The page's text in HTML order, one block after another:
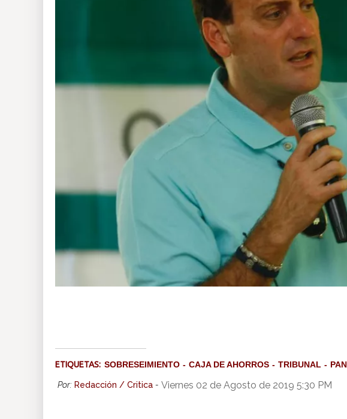
ETIQUETAS: SOBRESEIMIENTO CAJA DE AHORROS TRIBUNAL
Por: Redacción / Critica - Viernes 02 de Agosto de 2019 5:30 PM